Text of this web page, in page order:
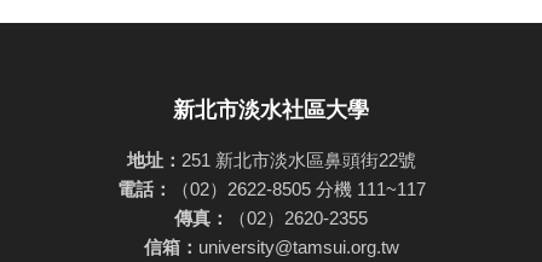
新北市淡水社區大學
地址： 251 新北市淡水區鼻頭街22號
電話：
（02）2622-8505 分機 111~117
傳真：
（02）2620-2355
信箱： university@tamsui.org.tw